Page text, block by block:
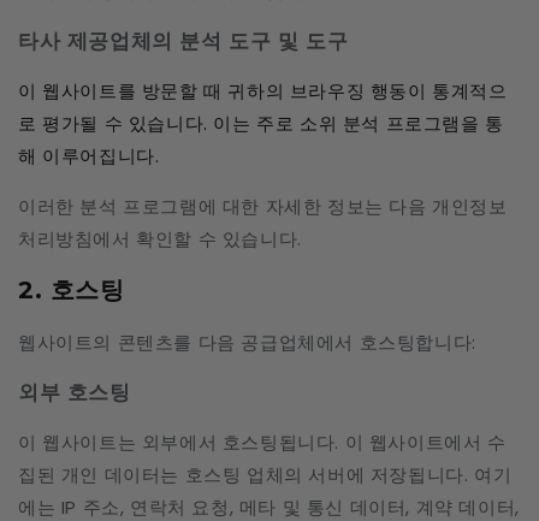
타사 제공업체의 분석 도구 및 도구
이 웹사이트를 방문할 때 귀하의 브라우징 행동이 통계적으
로 평가될 수 있습니다. 이는 주로 소위 분석 프로그램을 통
해 이루어집니다.
이러한 분석 프로그램에 대한 자세한 정보는 다음 개인정보
처리방침에서 확인할 수 있습니다.
2. 호스팅
웹사이트의 콘텐츠를 다음 공급업체에서 호스팅합니다:
외부 호스팅
이 웹사이트는 외부에서 호스팅됩니다. 이 웹사이트에서 수
집된 개인 데이터는 호스팅 업체의 서버에 저장됩니다. 여기
에는 IP 주소, 연락처 요청, 메타 및 통신 데이터, 계약 데이터,